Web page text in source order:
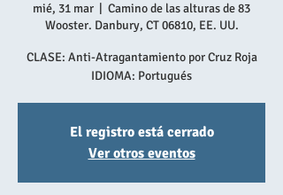
mié, 31 mar
Camino de las alturas de 83
Wooster. Danbury, CT 06810, EE. UU.
CLASE: Anti-Atragantamiento por Cruz Roja
El registro está cerrado
Ver otros eventos